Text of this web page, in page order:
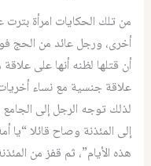
من تلك الحكايات امرأة
أخرى، ورجل عائد من الحج
أن قتلها لظنه أنها على
علاقة جنسية مع نساء
لذلك توجه الرجل إلى
إلى المئذنة وصاح قائلا “يا
هذه الأيام”، ثم قفز من